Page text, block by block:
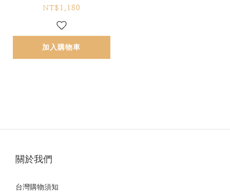
NT$1,180
加入購物車
關於我們
台灣購物須知